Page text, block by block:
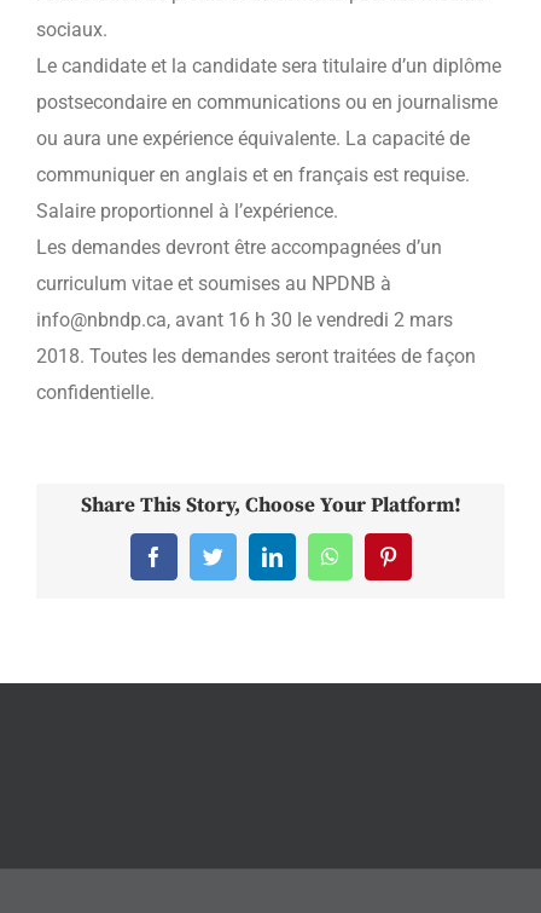
sociaux.
Le candidate et la candidate sera titulaire d’un diplôme
postsecondaire en communications ou en journalisme
ou aura une expérience équivalente. La capacité de
communiquer en anglais et en français est requise.
Salaire proportionnel à l’expérience.
Les demandes devront être accompagnées d’un
curriculum vitae et soumises au NPDNB à
info@nbndp.ca, avant 16 h 30 le vendredi 2 mars
2018. Toutes les demandes seront traitées de façon
confidentielle.
Share This Story, Choose Your Platform!
FacebookTwitterLinkedInWhatsAppPinterest